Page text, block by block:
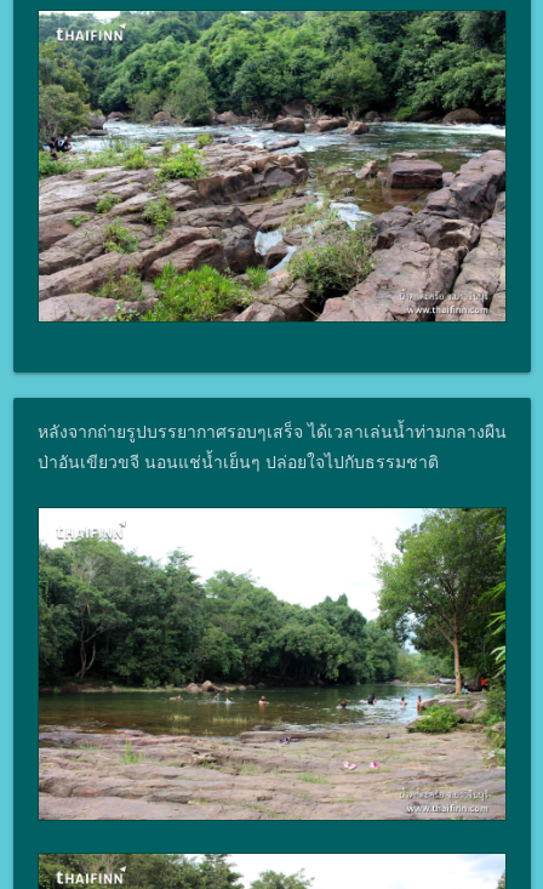
หลังจากถ่ายรูปบรรยากาศรอบๆเสร็จ ได้เวลาเล่นน้ำท่ามกลางผืน
ป่าอันเขียวขจี นอนแช่น้ำเย็นๆ ปล่อยใจไปกับธรรมชาติ